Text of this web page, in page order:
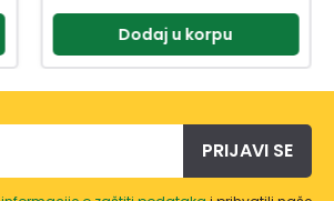
Dodaj u korpu
PRIJAVI SE